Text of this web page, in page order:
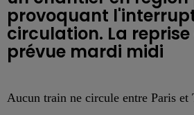
provoquant
circulation. La
prévue mardi midi
Aucun train ne circule entre Paris et